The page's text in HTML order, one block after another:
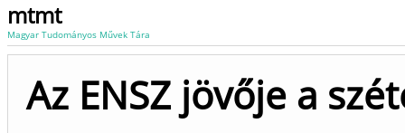
mtmt
Magyar Tudományos Művek Tára
Az ENSZ jövője a